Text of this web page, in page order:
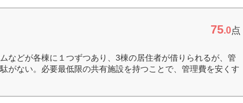
75.0点
などが各棟に１つずつあり、3棟の居住者が借りられるが、管
がない。必要最低限の共有施設を持つことで、管理費を安くす